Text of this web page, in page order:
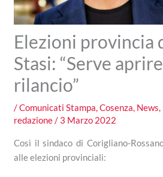
Elezioni provincia
Stasi: “Serve
rilancio”
/Comunicati Stampa,Cosenza, News,
redazione/ 3 Marzo 2022
Così il sindaco di Corigliano-
alle elezioni provinciali: